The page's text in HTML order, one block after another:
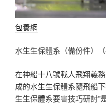
包養網
水生生保體系（備份件）
在神船十八號載人飛翔義
成的水生生保體系隨飛船
生生保體系要害技巧研討”